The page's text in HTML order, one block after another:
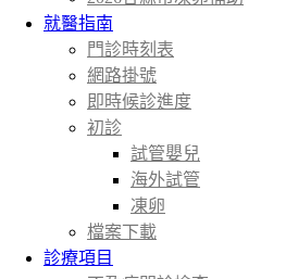
就醫指南
門診時刻表
網路掛號
即時候診進度
初診
試管嬰兒
海外試管
凍卵
檔案下載
診療項目